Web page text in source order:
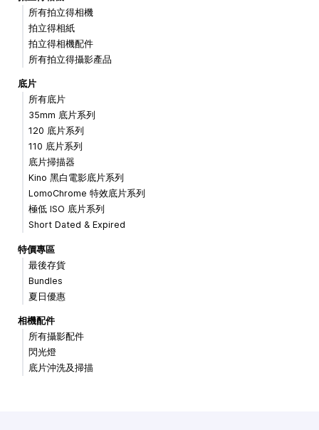
所有拍立得相機
拍立得相紙
拍立得相機配件
所有拍立得攝影產品
底片
所有底片
35mm 底片系列
120 底片系列
110 底片系列
底片掃描器
Kino 黑白電影底片系列
LomoChrome 特效底片系列
極低 ISO 底片系列
Short Dated & Expired
特價專區
最後存貨
Bundles
夏日優惠
相機配件
所有攝影配件
閃光燈
底片沖洗及掃描